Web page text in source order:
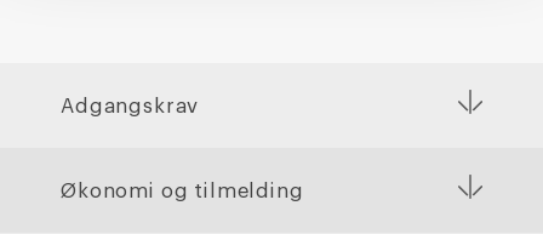
Adgangskrav
Økonomi og tilmelding